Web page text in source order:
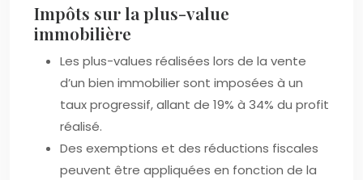
Impôts sur la plus-value
immobilière
Les plus-values réalisées lors de la vente
d’un bien immobilier sont imposées à un
taux progressif, allant de 19% à 34% du profit
réalisé.
Des exemptions et des réductions fiscales
peuvent être appliquées en fonction de la